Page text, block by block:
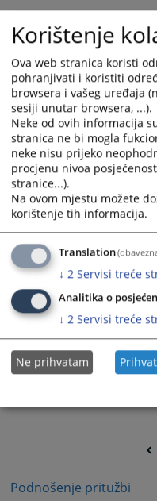
Podnošenje pritužbi
1389
Linkovi
LISTA STALNIH SUDSKIH
LISTA STALNIH SUDSKIH
Korištenje
Ova web stranica koristi
pohranjivati i koristiti
browsera i vašeg uređaja
sesiji unutar browsera, ...).
Neke od ovih informacija
stranica ne bi mogla
neke nisu prijeko
procjenu nivoa
stranice...).
Na ovom mjestu možete
korištenje tih informacija.
Translation
↓ 2 Servisi treće
Analitika o
↓ 2 Servisi treće
Ne prihvatam